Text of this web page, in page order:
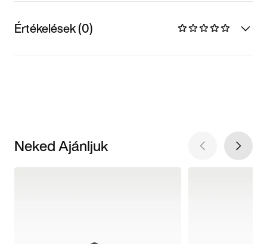
Értékelések (0)
Neked Ajánljuk